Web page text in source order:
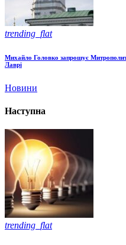
trending_flat
Михайло Головко запрошує
Лаврі
Новини
Наступна
trending_flat